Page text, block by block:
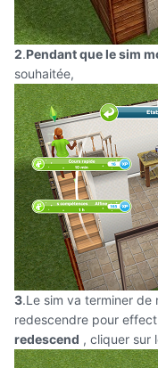
2.Pendant que le sim
souhaitée,
3.Le sim va terminer de
redescendre pour
redescend , cliquer sur